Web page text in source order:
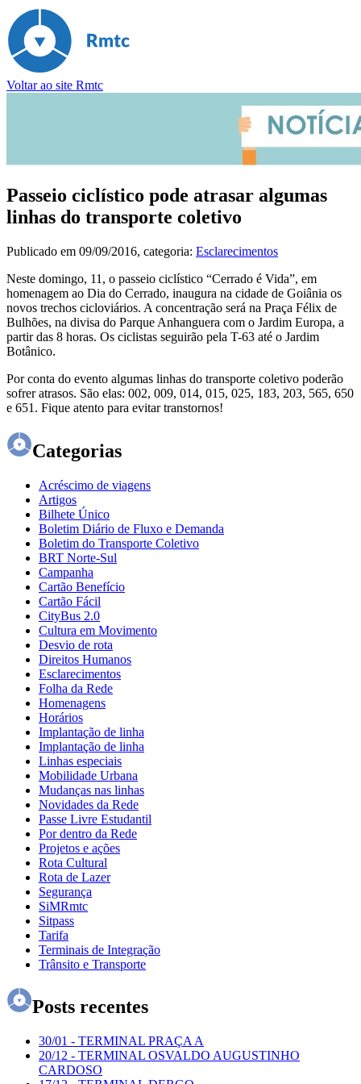
Voltar ao site Rmtc
Passeio ciclístico pode atrasar algumas
linhas do transporte coletivo
Publicado em 09/09/2016, categoria: Esclarecimentos
Neste domingo, 11, o passeio ciclístico “Cerrado é Vida”, em
homenagem ao Dia do Cerrado, inaugura na cidade de Goiânia os
novos trechos cicloviários. A concentração será na Praça Félix de
Bulhões, na divisa do Parque Anhanguera com o Jardim Europa, a
partir das 8 horas. Os ciclistas seguirão pela T-63 até o Jardim
Botânico.
Por conta do evento algumas linhas do transporte coletivo poderão
sofrer atrasos. São elas: 002, 009, 014, 015, 025, 183, 203, 565, 650
e 651. Fique atento para evitar transtornos!
Categorias
Acréscimo de viagens
Artigos
Bilhete Único
Boletim Diário de Fluxo e Demanda
Boletim do Transporte Coletivo
BRT Norte-Sul
Campanha
Cartão Benefício
Cartão Fácil
CityBus 2.0
Cultura em Movimento
Desvio de rota
Direitos Humanos
Esclarecimentos
Folha da Rede
Homenagens
Horários
Implantação de linha
Implantação de linha
Linhas especiais
Mobilidade Urbana
Mudanças nas linhas
Novidades da Rede
Passe Livre Estudantil
Por dentro da Rede
Projetos e ações
Rota Cultural
Rota de Lazer
Segurança
SiMRmtc
Sitpass
Tarifa
Terminais de Integração
Trânsito e Transporte
Posts recentes
30/01 - TERMINAL PRAÇA A
20/12 - TERMINAL OSVALDO AUGUSTINHO
CARDOSO